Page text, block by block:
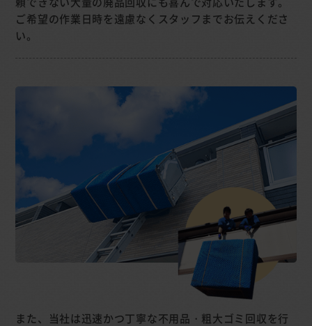
ご希望の作業日時を遠慮なくスタッフまでお伝えくださ
い。
また、当社は迅速かつ丁寧な不用品・粗大ゴミ回収を行